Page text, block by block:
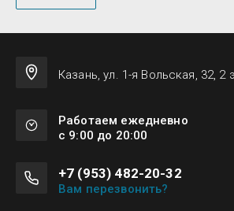
Казань, ул. 1-я Вольская, 32, 2
Работаем ежедневно
с 9:00 до 20:00
+7 (953) 482-20-32
Вам перезвонить?